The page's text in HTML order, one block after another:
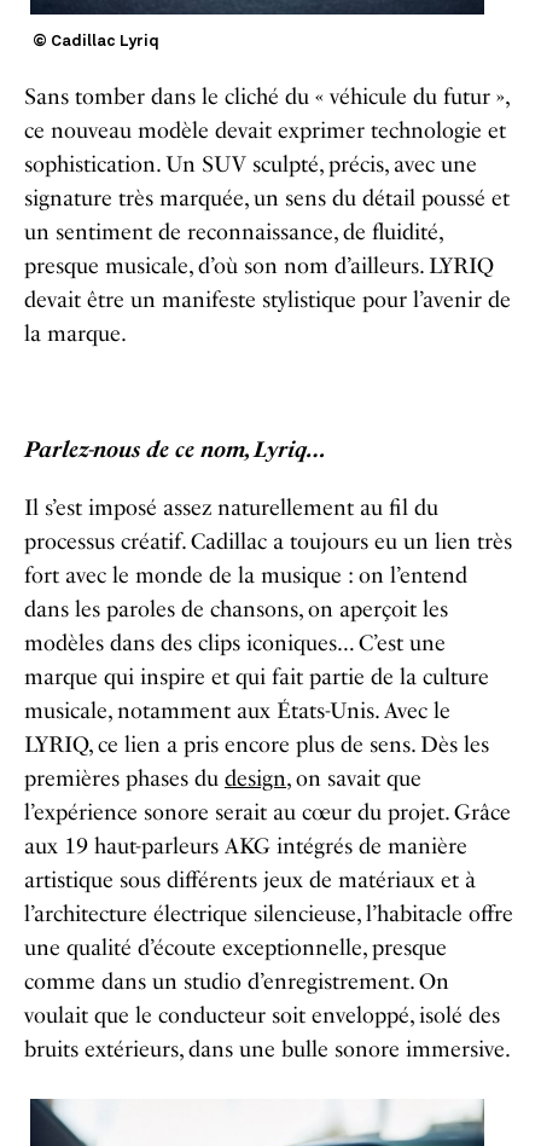
© Cadillac Lyriq
Sans tomber dans le cliché du « véhicule du futur »,
ce nouveau modèle devait exprimer technologie et
sophistication. Un SUV sculpté, précis, avec une
signature très marquée, un sens du détail poussé et
un sentiment de reconnaissance, de fluidité,
presque musicale, d’où son nom d’ailleurs. LYRIQ
devait être un manifeste stylistique pour l’avenir de
la marque.
Parlez-nous de ce nom, Lyriq…
Il s’est imposé assez naturellement au fil du
processus créatif. Cadillac a toujours eu un lien très
fort avec le monde de la musique : on l’entend
dans les paroles de chansons, on aperçoit les
modèles dans des clips iconiques… C’est une
marque qui inspire et qui fait partie de la culture
musicale, notamment aux États-Unis. Avec le
LYRIQ, ce lien a pris encore plus de sens. Dès les
premières phases du design, on savait que
l’expérience sonore serait au cœur du projet. Grâce
aux 19 haut-parleurs AKG intégrés de manière
artistique sous différents jeux de matériaux et à
l’architecture électrique silencieuse, l’habitacle offre
une qualité d’écoute exceptionnelle, presque
comme dans un studio d’enregistrement. On
voulait que le conducteur soit enveloppé, isolé des
bruits extérieurs, dans une bulle sonore immersive.